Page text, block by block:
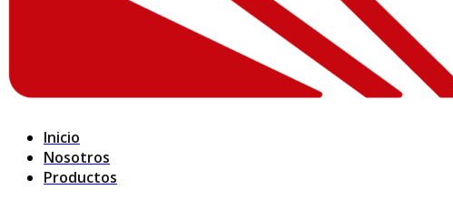
Inicio
Nosotros
Productos